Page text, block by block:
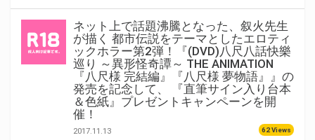
ネット上で話題沸騰となった、叙火先生
が描く 都市伝説をテーマとしたエロティ
ックホラー第2弾！『(DVD)八尺八話快樂
巡り ～異形怪奇譚～ THE ANIMATION
『八尺様 完結編』『八尺様 夢物語』』の
発売を記念して、 『直筆サイン入り台本
＆色紙』プレゼントキャンペーンを開
催！
2017.11.13 62 Views